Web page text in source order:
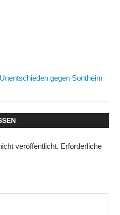
gegen Sontheim
veröffentlicht. Erforderliche